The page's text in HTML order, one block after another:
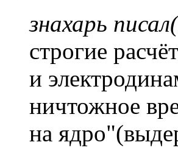
знахарь
строгие
и
ничтожное
на